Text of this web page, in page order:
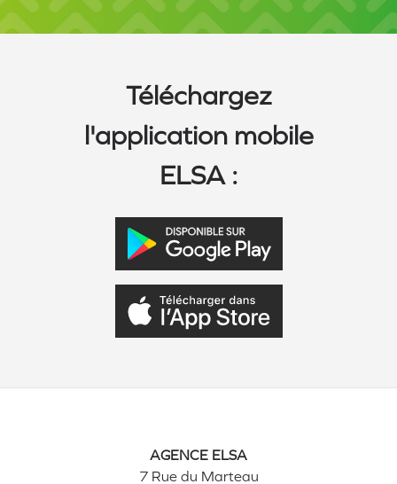
Téléchargez
l'application mobile
ELSA :
AGENCE ELSA
7 Rue du Marteau